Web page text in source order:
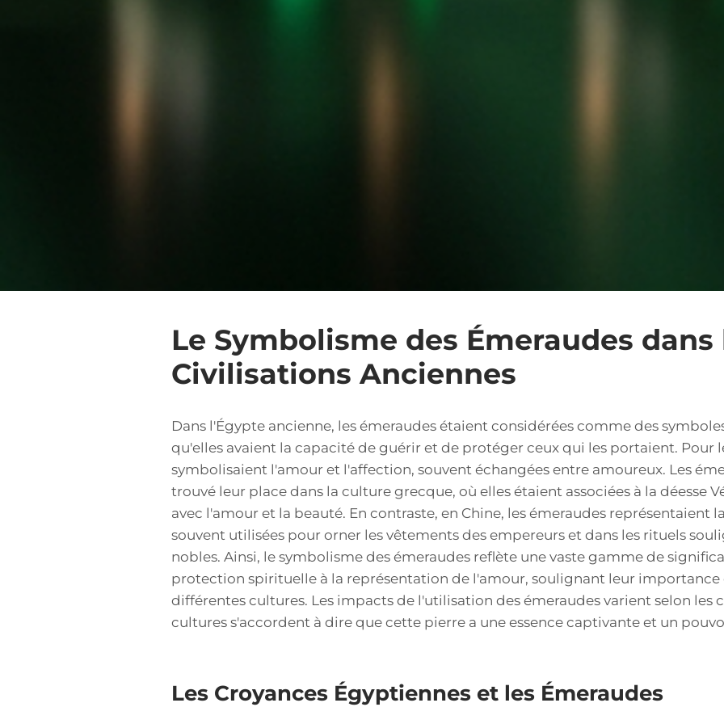
Le Symbolisme des Émeraudes dans
Civilisations Anciennes
Dans l'Égypte ancienne, les émeraudes étaient considérées comme des
qu'elles avaient la capacité de guérir et de protéger ceux qui les portaient. Pour
symbolisaient l'amour et l'affection, souvent échangées entre amoureux. Les
trouvé leur place dans la culture grecque, où elles étaient associées à la déesse
avec l'amour et la beauté. En contraste, en Chine, les émeraudes représentaient
souvent utilisées pour orner les vêtements des empereurs et dans les rituels
nobles. Ainsi, le symbolisme des émeraudes reflète une vaste gamme de
protection spirituelle à la représentation de l'amour, soulignant leur importance
différentes cultures. Les impacts de l'utilisation des émeraudes varient selon les
cultures s'accordent à dire que cette pierre a une essence captivante et un
Les Croyances Égyptiennes et les Émeraudes